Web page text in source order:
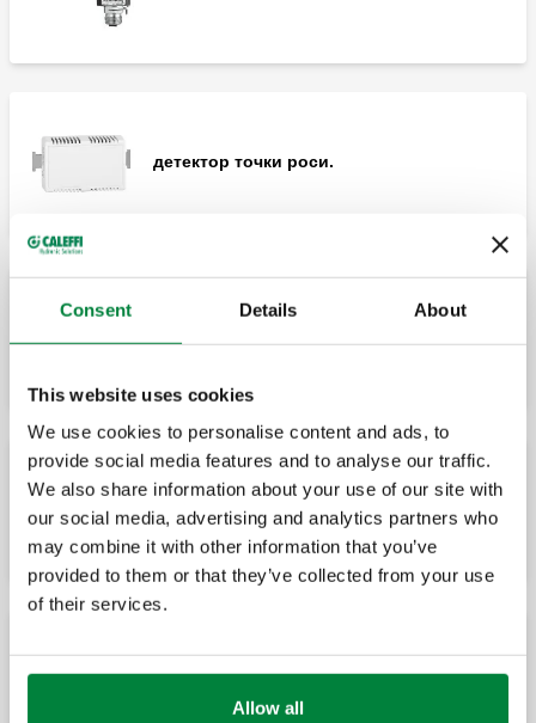
Consent Details About
This website uses cookies
We use cookies to personalise content and ads, to
provide social media features and to analyse our traffic.
We also share information about your use of our site with
our social media, advertising and analytics partners who
may combine it with other information that you’ve
provided to them or that they’ve collected from your use
of their services.
Allow all
детектор точки роси.
Датчик Pt1000, Ø 6 мм.
приладдя для регулятора, код 161010.